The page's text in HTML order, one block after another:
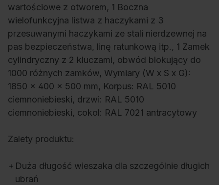
wartościowe z otworem, 1 Boczna
wielofunkcyjna listwa z haczykami z 3
przesuwanymi haczykami ze stali nierdzewnej na
pas bezpieczeństwa, linę ratunkową itp., 1 Zamek
cylindryczny z 2 kluczami, obwód blokujący do
1000 różnych zamków, Wymiary (W x S x G):
1850 x 400 x 500 mm, Korpus: RAL 5010
ciemnoniebieski, drzwi: RAL 5010
ciemnoniebieski, cokol: RAL 7021 antracytowy
Zalety produktu:
+ Duża długość wieszaka dla szczególnie długich
ubrań